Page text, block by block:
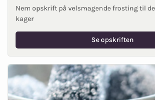
Nem opskrift på velsmagende frosting til
kager
Se opskriften